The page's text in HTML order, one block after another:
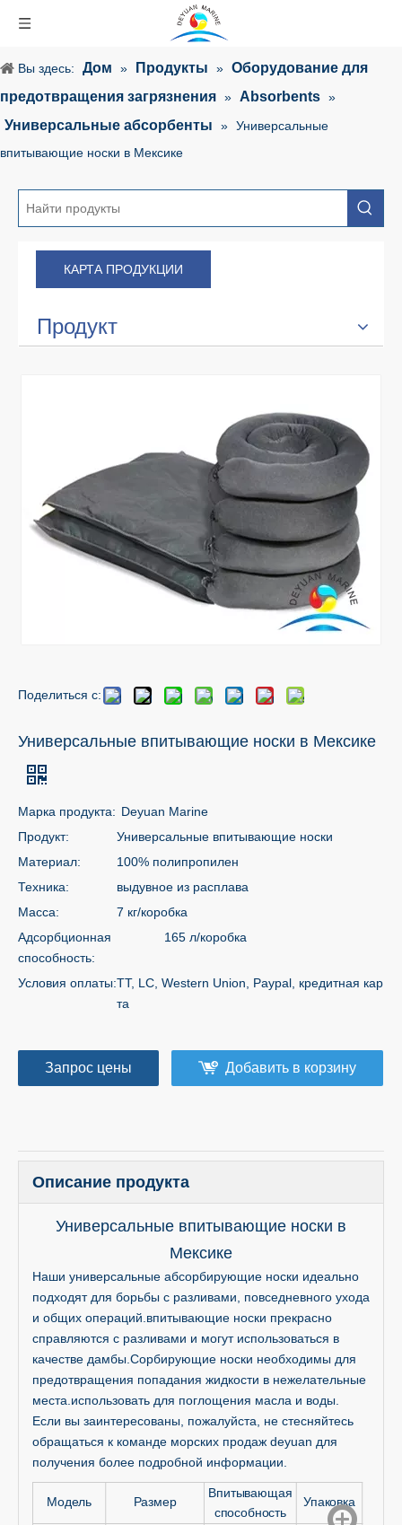
Вы здесь: Дом » Продукты » Оборудование для
предотвращения загрязнения » Absorbents »
Универсальные абсорбенты » Универсальные
впитывающие носки в Мексике
КАРТА ПРОДУКЦИИ
Продукт
Поделиться с:
Универсальные впитывающие носки в Мексике
Марка продукта: Deyuan Marine
Продукт:
Универсальные впитывающие носки
Материал:
100% полипропилен
Техника:
выдувное из расплава
Масса:
7 кг/коробка
Адсорбционная
способность:
165 л/коробка
Условия оплаты:TT, LC, Western Union, Paypal, кредитная кар
та
Запрос цены Добавить в корзину
Описание продукта
Универсальные впитывающие носки в
Мексике
Наши универсальные абсорбирующие носки идеально
подходят для борьбы с разливами, повседневного ухода
и общих операций.впитывающие носки прекрасно
справляются с разливами и могут использоваться в
качестве дамбы.Сорбирующие носки необходимы для
предотвращения попадания жидкости в нежелательные
места.использовать для поглощения масла и воды.
Если вы заинтересованы, пожалуйста, не стесняйтесь
обращаться к команде морских продаж deyuan для
получения более подробной информации.
Модель Размер
Впитывающая
способность
Упаковка